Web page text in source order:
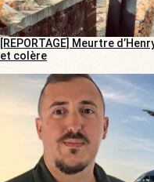
[REPORTAGE] Meurtre
et colère